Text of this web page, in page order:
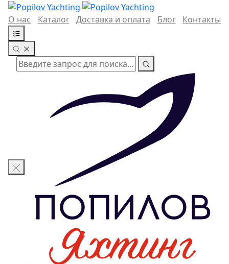
О нас Каталог Доставка и оплата Блог Контакты